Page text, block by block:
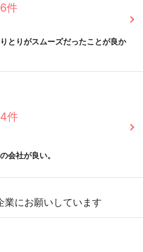
6件
とりがスムーズだったことが良か
4件
会社が良い。
業にお願いしています